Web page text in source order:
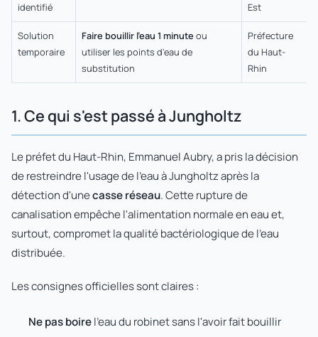
identifié
Est
Solution
temporaire
Faire bouillir l'eau 1 minute ou
utiliser les points d'eau de
substitution
Préfecture
du Haut-
Rhin
1. Ce qui s'est passé à Jungholtz
Le préfet du Haut-Rhin, Emmanuel Aubry, a pris la décision
de restreindre l'usage de l'eau à Jungholtz après la
détection d'unecasse réseau. Cette rupture de
canalisation empêche l'alimentation normale en eau et,
surtout, compromet la qualité bactériologique de l'eau
distribuée.
Les consignes officielles sont claires :
Ne pas boirel'eau du robinet sans l'avoir fait bouillir